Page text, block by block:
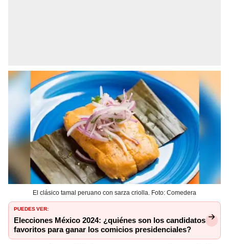
El clásico tamal peruano con sarza criolla. Foto: Comedera
PUEDES VER:
Elecciones México 2024: ¿quiénes son los candidatos
favoritos para ganar los comicios presidenciales?